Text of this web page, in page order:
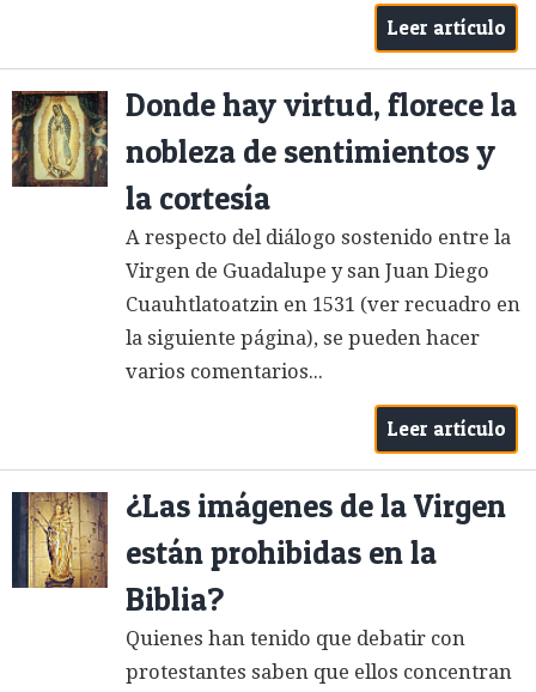
Leer artículo
Donde hay virtud, florece la
nobleza de sentimientos y
la cortesía
A respecto del diálogo sostenido entre la
Virgen de Guadalupe y san Juan Diego
Cuauhtlatoatzin en 1531 (ver recuadro en
la siguiente página), se pueden hacer
varios comentarios...
Leer artículo
¿Las imágenes de la Virgen
están prohibidas en la
Biblia?
Quienes han tenido que debatir con
protestantes saben que ellos concentran